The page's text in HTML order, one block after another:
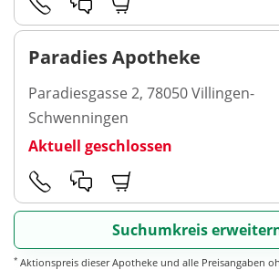
Paradies Apotheke
Paradiesgasse 2, 78050 Villingen-
Schwenningen
Aktuell geschlossen
Suchumkreis
* Aktionspreis dieser Apotheke und alle Preisangaben